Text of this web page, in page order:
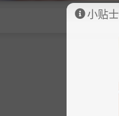
小贴士